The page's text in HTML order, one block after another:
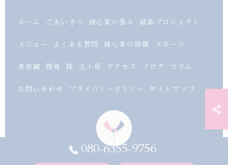
080-6355-9756
ホーム ごあいさつ 結心堂の強み 結晶プロジェクト
メニュー よくある質問 結心堂の特徴 スポーツ
美容鍼 腰痛 膝 五十肩 アクセス ブログ コラム
お問い合わせ プライバシーポリシー サイトマップ